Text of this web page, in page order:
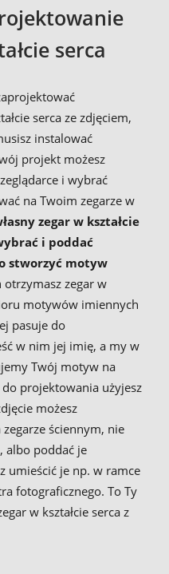
serca
serca ze zdjęciem,
instalować
projekt możesz
i wybrać
na Twoim zegarze w
zegar w kształcie
i poddać
stworzyć motyw
otrzymasz zegar w
motywów imiennych
pasuje do
w nim jej imię, a my w
Twój motyw na
do projektowania użyjesz
możesz
ściennym, nie
albo poddać je
umieścić je np. w ramce
fotograficznego. To Ty
w kształcie serca z